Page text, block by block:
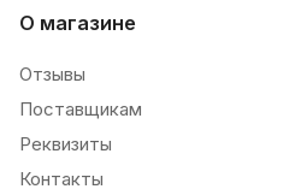
О магазине
Отзывы
Поставщикам
Реквизиты
Контакты